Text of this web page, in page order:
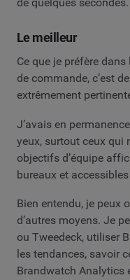
de quelques secondes.
Le meilleur
Ce que je préfère
de commande, c’est
extrêmement
J’avais en
yeux, surtout ceux qui
objectifs d’équipe
bureaux et
Bien entendu, je peux
d’autres moyens. Je
ou Tweedeck, utiliser
les tendances, savoir
Brandwatch Analytics